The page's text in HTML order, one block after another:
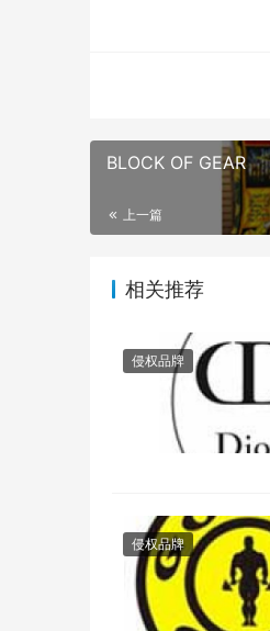
BLOCK OF GEAR
上一篇
相关推荐
侵权品牌
侵权品牌